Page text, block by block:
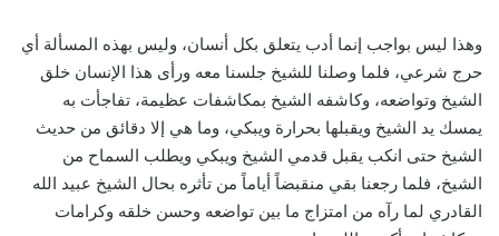
وهذا ليس بواجب إنما أدب يتعلق بكل أنسان، وليس بهذه المسألة أي
حرج شرعي، فلما وصلنا للشيخ جلسنا معه ورأى هذا الإنسان خلق
الشيخ وتواضعه، وكاشفه الشيخ بمكاشفات عظيمة، تفاجأت به
يمسك يد الشيخ ويقبلها بحرارة ويبكي، وما هي إلا دقائق من حديث
الشيخ حتى انكب يقبل قدمي الشيخ ويبكي ويطلب السماح من
الشيخ، فلما رجعنا بقي منقبضاً أياماً من تأثره بحال الشيخ عبيد الله
القادري لما رآه من امتزاج ما بين تواضعه وحسن خلقه وكرامات